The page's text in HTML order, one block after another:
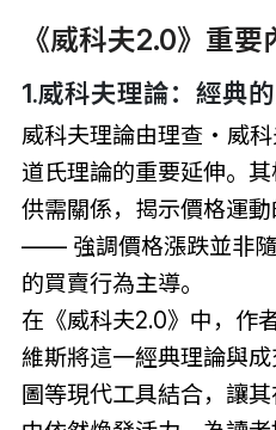
《威科夫2.0》重要
1.威科夫理論：經典
威科夫理論由理查・威
道氏理論的重要延伸。
供需關係，揭示價格運
—— 強調價格漲跌並非
的買賣行為主導。
在《威科夫2.0》中，作
維斯將這一經典理論與
圖等現代工具結合，讓